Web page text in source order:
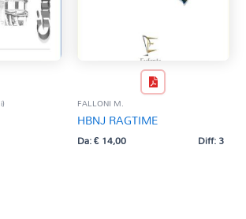
FALLONI M.
HBNJ RAGTIME
Da:€14,00 Diff: 3